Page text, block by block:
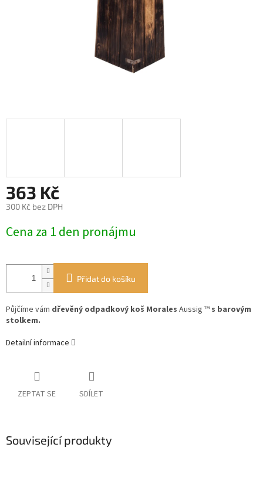
363 Kč
300 Kč bez DPH
cena:
Cena za 1 den pronájmu
Přidat do košíku
Půjčíme vám dřevěný odpadkový koš Morales Aussig ™ s barovým
stolkem.
Detailní informace
ZEPTAT SE SDÍLET
Související produkty